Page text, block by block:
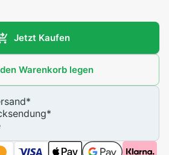
Jetzt Kaufen
Warenkorb legen
*
*